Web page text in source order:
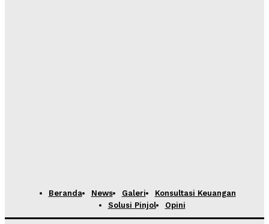
Beranda News Galeri
Konsultasi Keuangan
Solusi Pinjol
Opini